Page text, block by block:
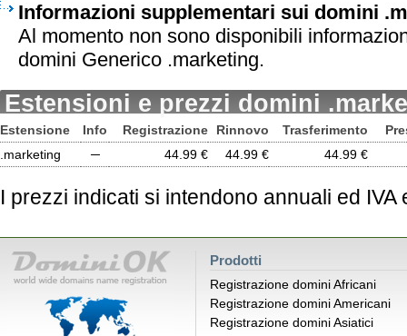
Informazioni supplementari sui domini
Al momento non sono disponibili
domini Generico .marketing.
Estensioni e prezzi domini
Estensione Info Registrazione Rinnovo Trasferimento
.marketing
─ 44.99 € 44.99 € 44.99 €
I prezzi indicati si intendono annuali ed IVA
Prodotti
Registrazione domini Africani
Registrazione domini Americani
Registrazione domini Asiatici